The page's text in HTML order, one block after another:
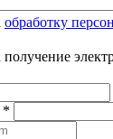
обработку
получение
*